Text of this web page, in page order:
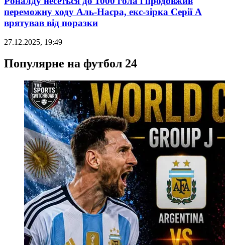
переможну ходу Аль-Насра, екс-зірка Серії А
врятував від поразки
27.12.2025, 19:49
Популярне на футбол 24